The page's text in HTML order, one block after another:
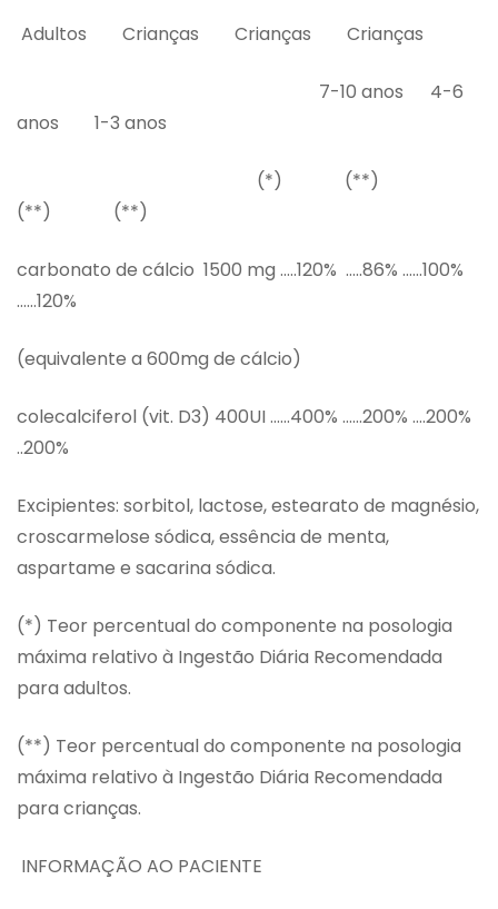
Adultos Crianças Crianças Crianças
7-10 anos 4-6
anos 1-3 anos
(*) (**)
(**) (**)
carbonato de cálcio 1500 mg …..120% …..86% ……100%
……120%
(equivalente a 600mg de cálcio)
colecalciferol (vit. D3) 400UI ……400% ……200% ….200%
..200%
Excipientes: sorbitol, lactose, estearato de magnésio,
croscarmelose sódica, essência de menta,
aspartame e sacarina sódica.
(*) Teor percentual do componente na posologia
máxima relativo à Ingestão Diária Recomendada
para adultos.
(**) Teor percentual do componente na posologia
máxima relativo à Ingestão Diária Recomendada
para crianças.
INFORMAÇÃO AO PACIENTE